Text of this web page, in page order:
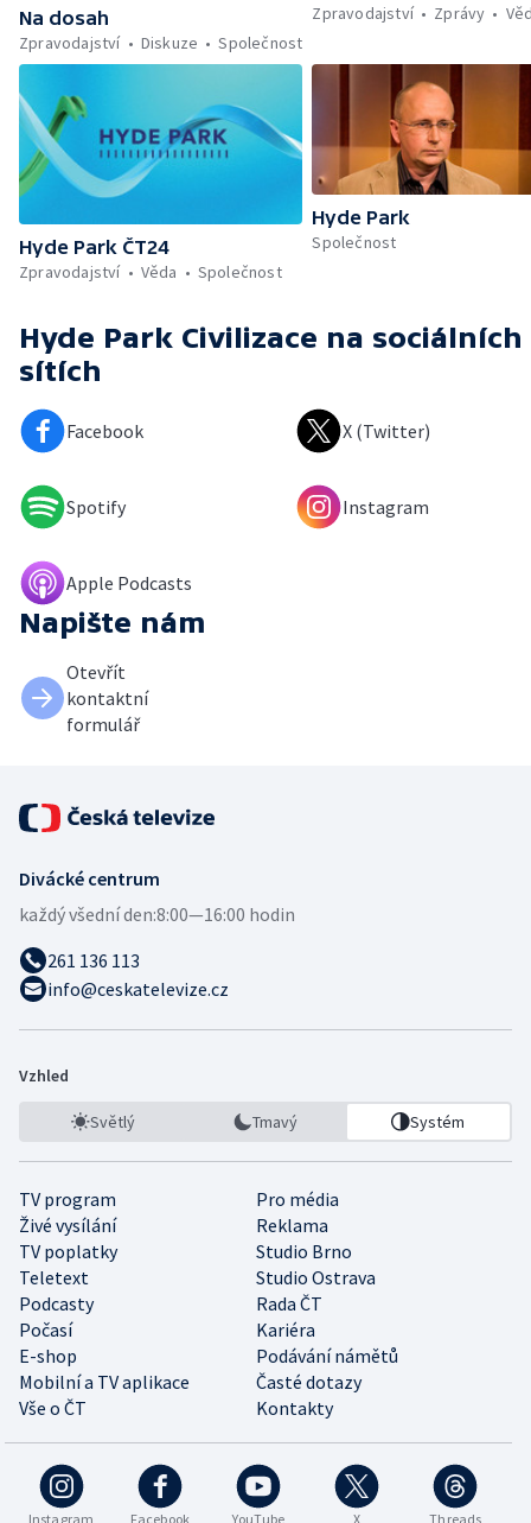
Na dosah
Zpravodajství
Diskuze Společnost
Zpravodajství
Zprávy
Hyde Park ČT24
Zpravodajství
Věda Společnost
Hyde Park
Společnost
Hyde Park Civilizace na sociálních
sítích
Facebook X (Twitter)
Spotify Instagram
Apple Podcasts
Napište nám
Otevřít
kontaktní
formulář
Divácké centrum
každý všední den:8:00—16:00 hodin
261 136 113
info@ceskatelevize.cz
Vzhled
Světlý Tmavý Systém
TV program
Pro média
Živé vysílání
Reklama
TV poplatky
Studio Brno
Teletext
Studio Ostrava
Podcasty
Rada ČT
Počasí
Kariéra
E-shop
Podávání námětů
Mobilní a TV aplikace
Časté dotazy
Vše o ČT
Kontakty
Instagram Facebook YouTube X Threads